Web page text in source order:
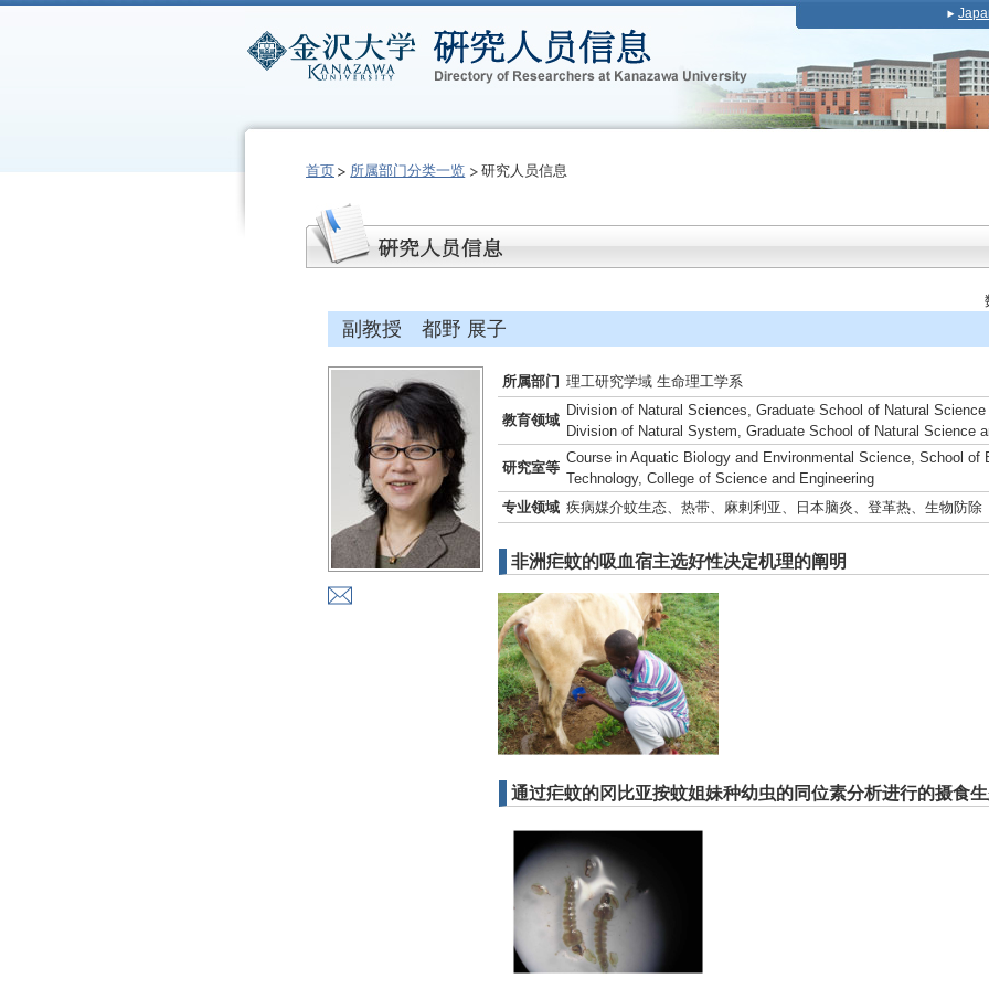
首页 所属部门分类一览 研究人员信息
副教授 都野 展子
所属部门 理工研究学域 生命理工学系
教育领域
Division of Natural Sciences, Graduate School of Natural
Division of Natural System, Graduate School of Natural Science
研究室等
Course in Aquatic Biology and Environmental Science, School of
Technology, College of Science and Engineering
专业领域 疾病媒介蚊生态、热带、麻剌利亚、日本脑炎、登革热、生物防除
非洲疟蚊的吸血宿主选好性决定机理的阐明
通过疟蚊的冈比亚按蚊姐妹种幼虫的同位素分析进行的摄食